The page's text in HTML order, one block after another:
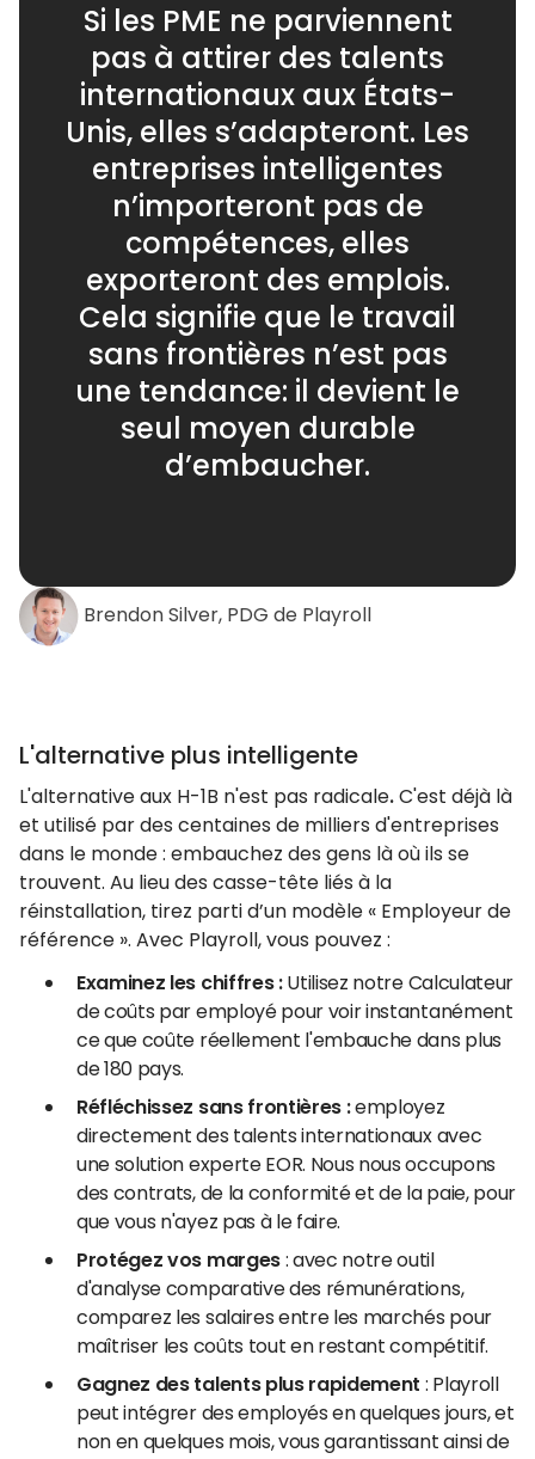
Si les PME ne parviennent
pas à attirer des talents
internationaux aux États-
Unis, elles s’adapteront. Les
entreprises intelligentes
n’importeront pas de
compétences, elles
exporteront des emplois.
Cela signifie que le travail
sans frontières n’est pas
une tendance: il devient le
seul moyen durable
d’embaucher.
Brendon Silver, PDG de Playroll
L'alternative plus intelligente
L'alternative aux H-1B n'est pas radicale.C'est déjà là
et utilisé par des centaines de milliers d'entreprises
dans le monde : embauchez des gens là où ils se
trouvent. Au lieu des casse-tête liés à la
réinstallation, tirez parti d’un modèle « Employeur de
référence ». Avec Playroll, vous pouvez :
Examinez les chiffres :Utilisez notre Calculateur
de coûts par employé pour voir instantanément
ce que coûte réellement l'embauche dans plus
de 180 pays.
Réfléchissez sans frontières :employez
directement des talents internationaux avec
une solution experte EOR. Nous nous occupons
des contrats, de la conformité et de la paie, pour
que vous n'ayez pas à le faire.
Protégez vos marges: avec notre outil
d'analyse comparative des rémunérations,
comparez les salaires entre les marchés pour
maîtriser les coûts tout en restant compétitif.
Gagnez des talents plus rapidement : Playroll
peut intégrer des employés en quelques jours, et
non en quelques mois, vous garantissant ainsi de